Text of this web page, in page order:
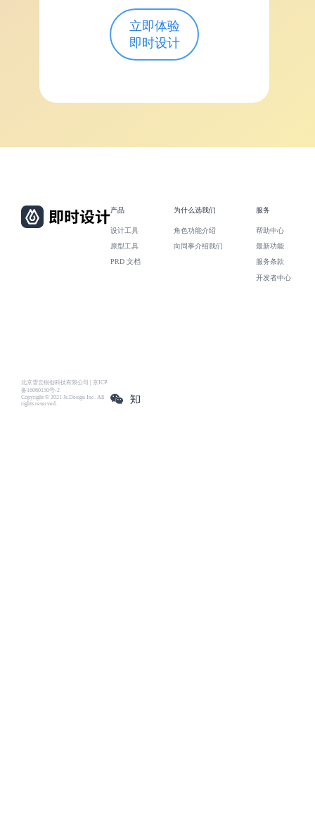
立即体验
即时设计
北京雪云锐创科技有限公司 | 京ICP
备16060150号-2
Copyright © 2021 Js.Design Inc. All
rights reserved.
产品
设计工具
原型工具
PRD 文档
为什么选我们
角色功能介绍
向同事介绍我们
服务
帮助中心
最新功能
服务条款
开发者中心